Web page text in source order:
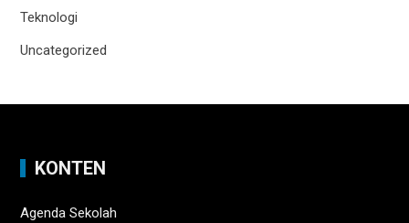
Teknologi
Uncategorized
KONTEN
Agenda Sekolah